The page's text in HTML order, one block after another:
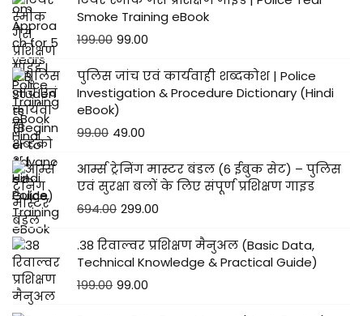
Smoke Training eBook
199.00 99.00
पुलिस जांच एवं कार्यवाही शब्दकोश | Police
Investigation & Procedure Dictionary (Hindi
eBook)
99.00 49.00
आर्म्स ट्रेनिंग मास्टर बंडल (6 ईबुक सेट) – पुलिस
एवं सुरक्षा बलों के लिए संपूर्ण प्रशिक्षण गाइड
694.00 299.00
.38 रिवाल्वर प्रशिक्षण मैनुअल (Basic Data,
Technical Knowledge & Practical Guide)
199.00 99.00